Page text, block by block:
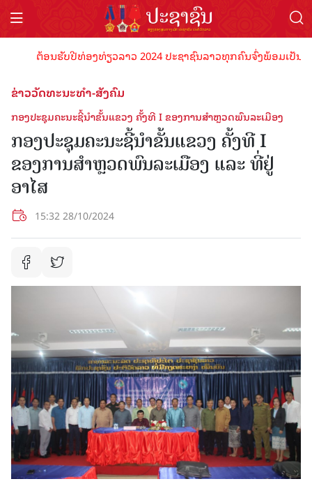
ຕ້ອນຮັບປີທ່ອງທ່ຽວລາວ 2024 ປະຊາຊົນລາວທຸກຄົນຈົ່ງພ້ອມເປັນເ
ຂ່າວວັດທະນະທຳ-ສັງຄົມ
ກອງປະຊຸມຄະນະຊີ້ນໍາຂັ້ນແຂວງ ຄັ້ງທີ I ຂອງການສໍາຫຼວດພົນລະເມືອງ
ກອງປະຊຸມຄະນະຊີ້ນໍາຂັ້ນແຂວງ ຄັ້ງທີ I
ຂອງການສໍາຫຼວດພົນລະເມືອງ ແລະ ທີ່ຢູ່
ອາໄສ
15:32 28/10/2024